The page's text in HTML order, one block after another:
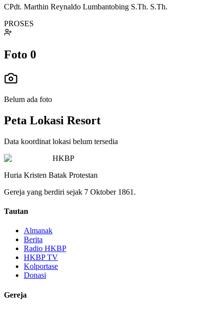
CPdt. Marthin Reynaldo Lumbantobing S.Th. S.Th.
PROSES
Foto 0
Belum ada foto
Peta Lokasi Resort
Data koordinat lokasi belum tersedia
HKBP
Huria Kristen Batak Protestan
Gereja yang berdiri sejak 7 Oktober 1861.
Tautan
Almanak
Berita
Radio HKBP
HKBP TV
Kolportase
Donasi
Gereja